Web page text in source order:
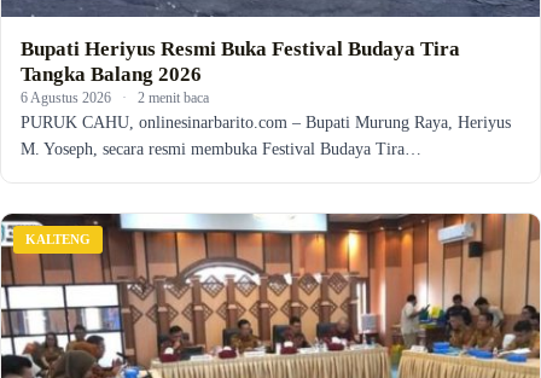
Bupati Heriyus Resmi Buka Festival Budaya Tira
Tangka Balang 2026
6 Agustus 2026 · 2 menit baca
PURUK CAHU, onlinesinarbarito.com – Bupati Murung Raya, Heriyus
M. Yoseph, secara resmi membuka Festival Budaya Tira…
KALTENG